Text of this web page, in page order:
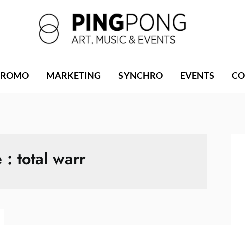
MARKETING SYNCHRO EVENTS
:total warr